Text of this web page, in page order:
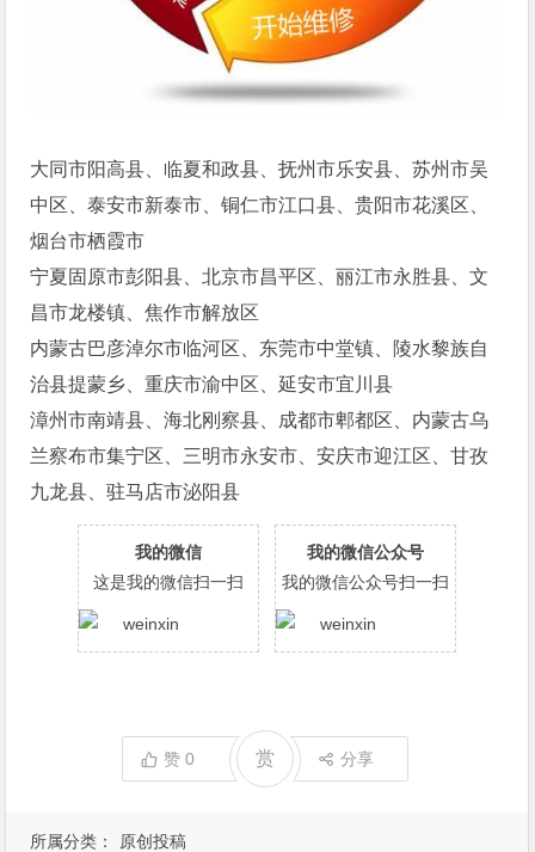
所属分类： 原创投稿
大同市阳高县、临夏和政县、抚州市乐安县、苏州市吴
中区、泰安市新泰市、铜仁市江口县、贵阳市花溪区、
烟台市栖霞市
宁夏固原市彭阳县、北京市昌平区、丽江市永胜县、文
昌市龙楼镇、焦作市解放区
内蒙古巴彦淖尔市临河区、东莞市中堂镇、陵水黎族自
治县提蒙乡、重庆市渝中区、延安市宜川县
漳州市南靖县、海北刚察县、成都市郫都区、内蒙古乌
兰察布市集宁区、三明市永安市、安庆市迎江区、甘孜
九龙县、驻马店市泌阳县
我的微信
这是我的微信扫一扫
我的微信公众号
我的微信公众号扫一扫
赞0 赏 分享